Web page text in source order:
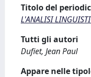
Titolo del
L'ANALISI
Tutti gli autori
Dufiet, Jean Paul
Appare nelle